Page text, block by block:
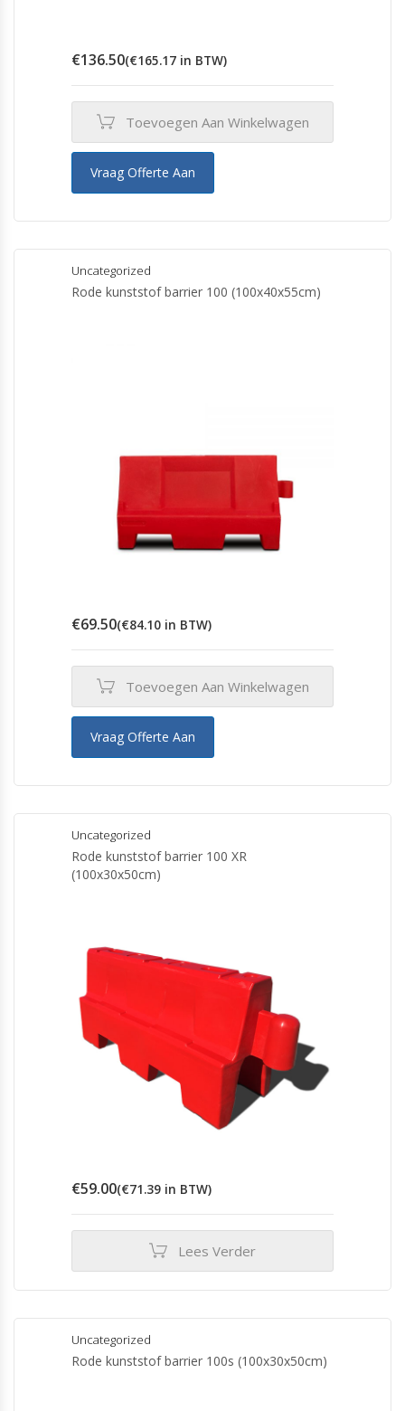
€136.50(€165.17 in BTW)
Toevoegen Aan Winkelwagen
Vraag Offerte Aan
Uncategorized
Rode kunststof barrier 100 (100x40x55cm)
€69.50(€84.10 in BTW)
Toevoegen Aan Winkelwagen
Vraag Offerte Aan
Uncategorized
Rode kunststof barrier 100 XR
(100x30x50cm)
€59.00(€71.39 in BTW)
Lees Verder
Uncategorized
Rode kunststof barrier 100s (100x30x50cm)